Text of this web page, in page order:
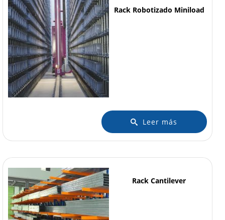
Rack Robotizado Miniload
Leer más
Rack Cantilever